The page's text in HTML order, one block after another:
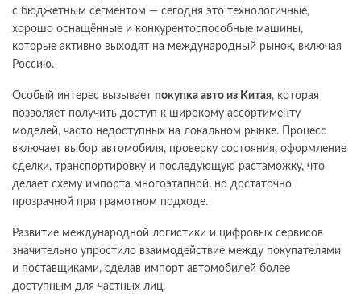
с бюджетным сегментом — сегодня это технологичные,
хорошо оснащённые и конкурентоспособные машины,
которые активно выходят на международный рынок, включая
Россию.
Особый интерес вызывает покупка авто из Китая, которая
позволяет получить доступ к широкому ассортименту
моделей, часто недоступных на локальном рынке. Процесс
включает выбор автомобиля, проверку состояния, оформление
сделки, транспортировку и последующую растаможку, что
делает схему импорта многоэтапной, но достаточно
прозрачной при грамотном подходе.
Развитие международной логистики и цифровых сервисов
значительно упростило взаимодействие между покупателями
и поставщиками, сделав импорт автомобилей более
доступным для частных лиц.